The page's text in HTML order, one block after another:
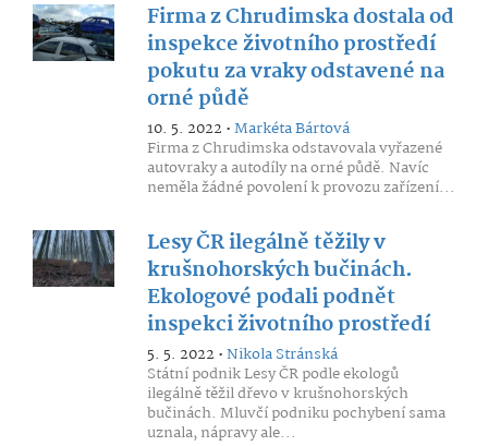
Firma z Chrudimska dostala od
inspekce životního prostředí
pokutu za vraky odstavené na
orné půdě
10. 5. 2022 •Markéta Bártová
Firma z Chrudimska odstavovala vyřazené
autovraky a autodíly na orné půdě. Navíc
neměla žádné povolení k provozu zařízení...
Lesy ČR ilegálně těžily v
krušnohorských bučinách.
Ekologové podali podnět
inspekci životního prostředí
5. 5. 2022 •Nikola Stránská
Státní podnik Lesy ČR podle ekologů
ilegálně těžil dřevo v krušnohorských
bučinách. Mluvčí podniku pochybení sama
uznala, nápravy ale...